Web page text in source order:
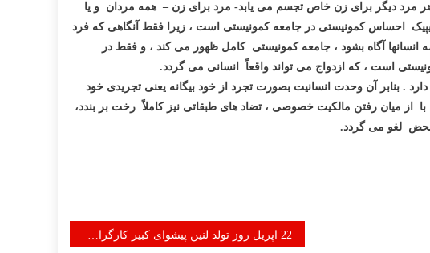
مرد دیگر برای زن خاص تجسم می یابد- مرد برای زن – همه مردان و یا
احساس کمونیستی در جامعه کمونیستی است ، زیرا فقط آنگاهی که فرد
انسانها آگاه بشود ، جامعه کمونیستی کامل ظهور می کند ، و فقط در
است ، که ازدواج می تواند واقعاً انسانی می گردد.
. بنابر آن وحدت انسانیت بصورت تجرد از خود بیگانه یعنی تجریدی خود
از میان رفتن مالکیت خصوصی ، تضاد های طبقاتی نیز کاملاً رخت بر بندد،
لغو می گردد.
22 اپریل روز تولد لنین پیشوای کبیر کارگران جهان راجشن میگیریم،